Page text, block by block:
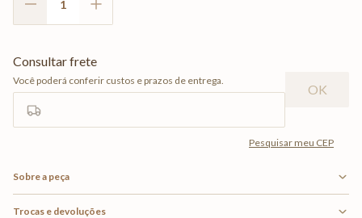
Sobre a peça
Trocas e devoluções